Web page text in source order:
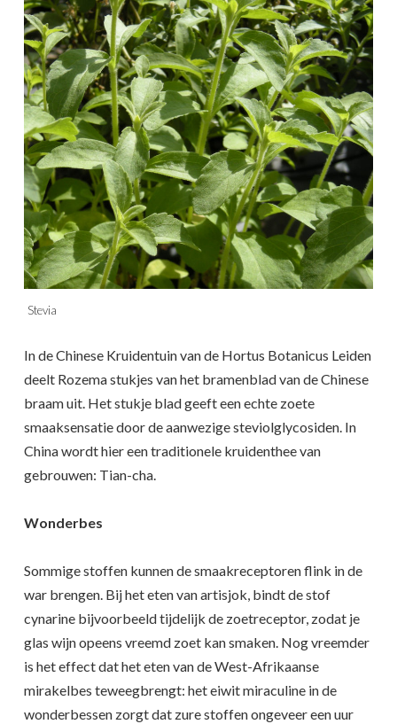
Stevia
In de Chinese Kruidentuin van de Hortus Botanicus Leiden
deelt Rozema stukjes van het bramenblad van de Chinese
braam uit. Het stukje blad geeft een echte zoete
smaaksensatie door de aanwezige steviolglycosiden. In
China wordt hier een traditionele kruidenthee van
gebrouwen: Tian-cha.
Wonderbes
Sommige stoffen kunnen de smaakreceptoren flink in de
war brengen. Bij het eten van artisjok, bindt de stof
cynarine bijvoorbeeld tijdelijk de zoetreceptor, zodat je
glas wijn opeens vreemd zoet kan smaken. Nog vreemder
is het effect dat het eten van de West-Afrikaanse
mirakelbes teweegbrengt: het eiwit miraculine in de
wonderbessen zorgt dat zure stoffen ongeveer een uur